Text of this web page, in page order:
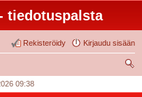
tiedotuspalsta
Kirjaudu sisään
Rekisteröidy
09:38